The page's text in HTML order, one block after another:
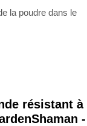
la poudre dans le
résistant à
-